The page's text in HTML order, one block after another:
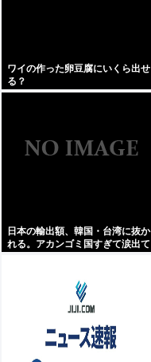
ワイの作った卵豆腐にいくら出せ
る？
日本の輸出額、韓国・台湾に抜か
れる。アカンゴミ国すぎて涙出て